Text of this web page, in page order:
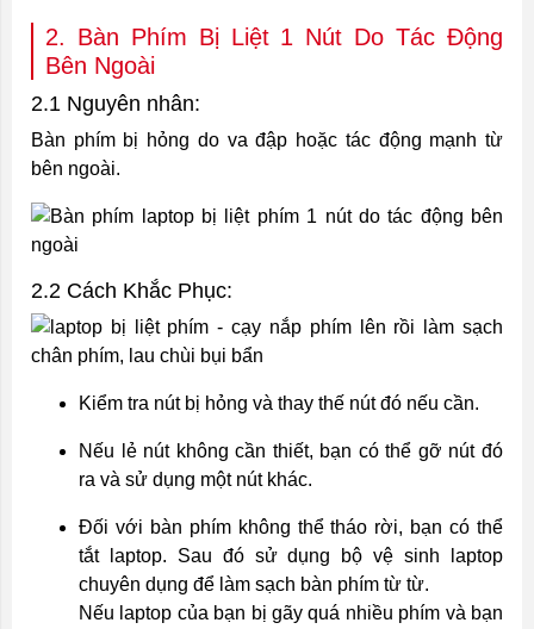
2. Bàn Phím Bị Liệt 1 Nút Do Tác Động
Bên Ngoài
2.1 Nguyên nhân:
Bàn phím bị hỏng do va đập hoặc tác động mạnh từ
bên ngoài.
2.2 Cách Khắc Phục:
Kiểm tra nút bị hỏng và thay thế nút đó nếu cần.
Nếu lẻ nút không cần thiết, bạn có thể gỡ nút đó
ra và sử dụng một nút khác.
Đối với bàn phím không thể tháo rời, bạn có thể
tắt laptop. Sau đó sử dụng bộ vệ sinh laptop
chuyên dụng để làm sạch bàn phím từ từ.
Nếu laptop của bạn bị gãy quá nhiều phím và bạn